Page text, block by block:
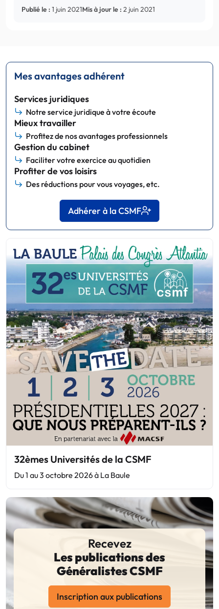
Publié le : 1 juin 2021Mis à jour le : 2 juin 2021
Mes avantages adhérent
Services juridiques
Notre service juridique à votre écoute
Mieux travailler
Profitez de nos avantages professionnels
Gestion du cabinet
Faciliter votre exercice au quotidien
Profiter de vos loisirs
Des réductions pour vous voyages, etc.
Adhérer à la CSMF
32èmes Universités de la CSMF
Du 1 au 3 octobre 2026 à La Baule
Recevez
Les publications des
Généralistes CSMF
Inscription aux publications